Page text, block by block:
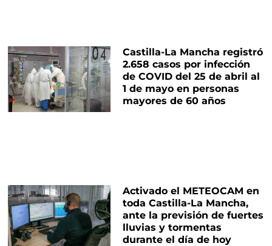
Castilla-La Mancha registró
2.658 casos por infección
de COVID del 25 de abril al
1 de mayo en personas
mayores de 60 años
Activado el METEOCAM en
toda Castilla-La Mancha,
ante la previsión de fuertes
lluvias y tormentas
durante el día de hoy